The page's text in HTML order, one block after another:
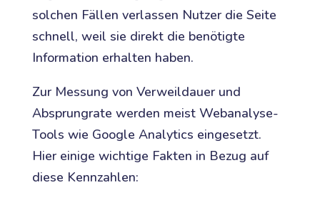
solchen Fällen verlassen Nutzer die Seite
schnell, weil sie direkt die benötigte
Information erhalten haben.
Zur Messung von Verweildauer und
Absprungrate werden meist Webanalyse-
Tools wie Google Analytics eingesetzt.
Hier einige wichtige Fakten in Bezug auf
diese Kennzahlen: